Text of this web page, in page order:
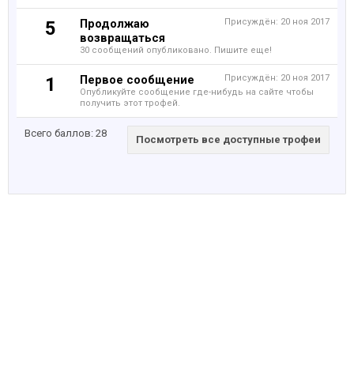
5 Присуждён: 20 ноя 2017
Продолжаю
возвращаться
30 сообщений опубликовано. Пишите еще!
1 Присуждён: 20 ноя 2017
Первое сообщение
Опубликуйте сообщение где-нибудь на сайте чтобы
получить этот трофей.
Всего баллов: 28
Посмотреть все доступные трофеи